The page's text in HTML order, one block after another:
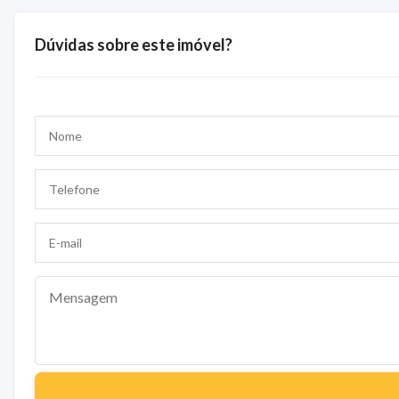
Dúvidas sobre este imóvel?